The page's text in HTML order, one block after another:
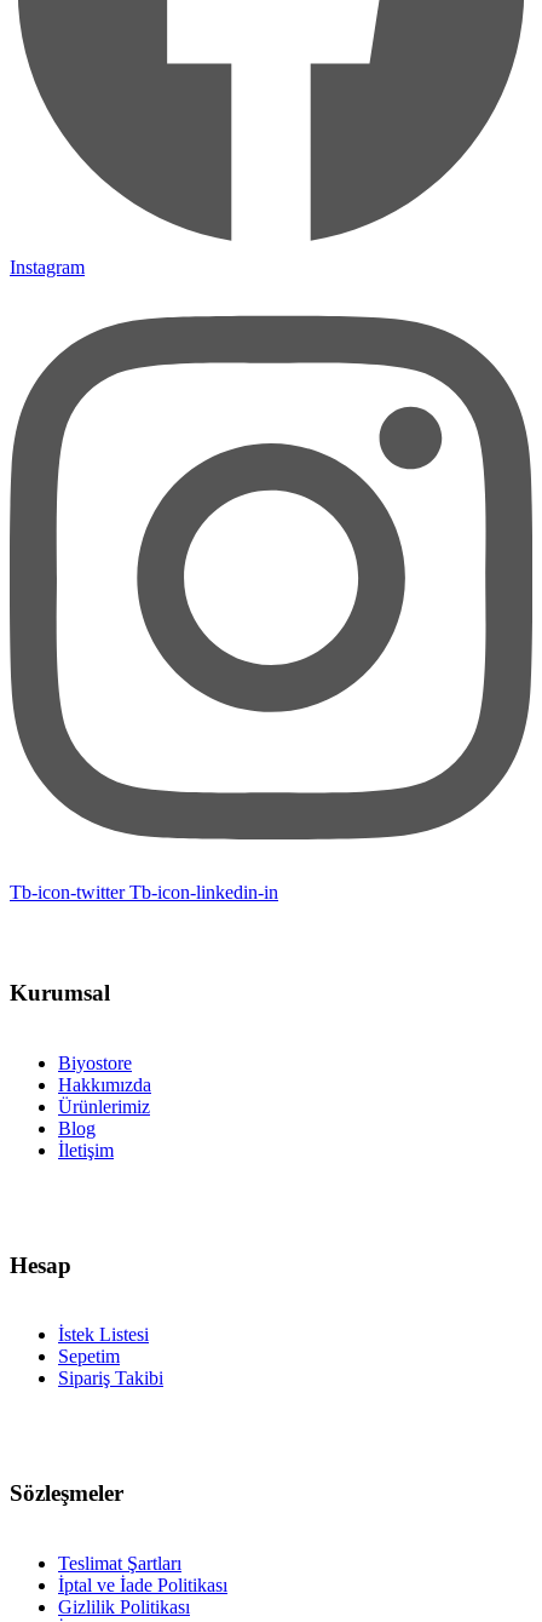
Instagram
Tb-icon-twitter Tb-icon-linkedin-in
Kurumsal
Biyostore
Hakkımızda
Ürünlerimiz
Blog
İletişim
Hesap
İstek Listesi
Sepetim
Sipariş Takibi
Sözleşmeler
Teslimat Şartları
İptal ve İade Politikası
Gizlilik Politikası